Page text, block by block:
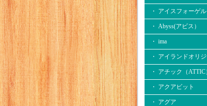
・ アイスフォーゲル
・ Abyss(アビス）
・ ima
・ アイランドオリ
・ アチック（ATTIC
・ アクアビット
・ アグア